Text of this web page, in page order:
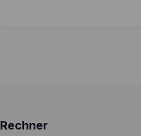
Rechner